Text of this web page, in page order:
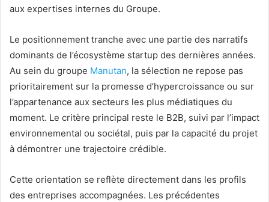
aux expertises internes du Groupe.
Le positionnement tranche avec une partie des narratifs
dominants de l’écosystème startup des dernières années.
Au sein du groupe Manutan, la sélection ne repose pas
prioritairement sur la promesse d’hypercroissance ou sur
l’appartenance aux secteurs les plus médiatiques du
moment. Le critère principal reste le B2B, suivi par l’impact
environnemental ou sociétal, puis par la capacité du projet
à démontrer une trajectoire crédible.
Cette orientation se reflète directement dans les profils
des entreprises accompagnées. Les précédentes